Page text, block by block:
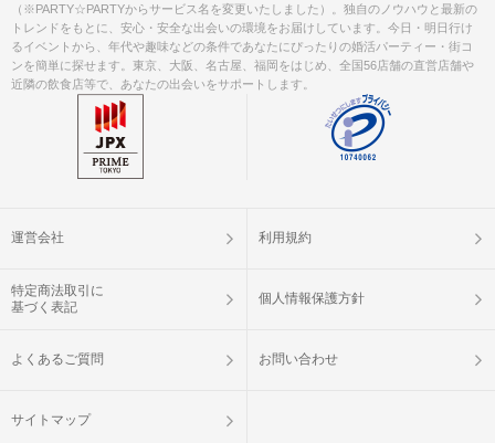
（※PARTY☆PARTYからサービス名を変更いたしました）。独自のノウハウと最新の
トレンドをもとに、安心・安全な出会いの環境をお届けしています。今日・明日行け
るイベントから、年代や趣味などの条件であなたにぴったりの婚活パーティー・街コ
ンを簡単に探せます。東京、大阪、名古屋、福岡をはじめ、全国56店舗の直営店舗や
近隣の飲食店等で、あなたの出会いをサポートします。
運営会社 利用規約
特定商法取引に
基づく表記
個人情報保護方針
よくあるご質問 お問い合わせ
サイトマップ